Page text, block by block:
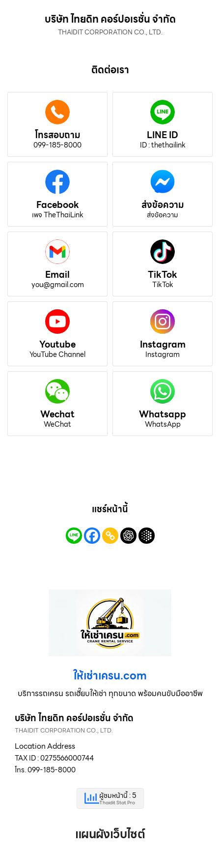
บริษัท ไทยดิท คอร์ปอเรชั่น จำกัด
THAIDIT CORPORATION CO., LTD.
ติดต่อเรา
โทรสอบถาม
099-185-8000
LINE ID
ID : thethailink
Facebook
เพจ TheThaiLink
ส่งข้อความ
ส่งข้อความ
Email
you@gmail.com
TikTok
TikTok
Youtube
YouTube Channel
Instagram
Instagram
Wechat
WeChat
Whatsapp
WhatsApp
แชร์หน้านี้
ให้เช่าเครน.com
บริการรถเครน รถเฮี๊ยบให้เช่า ทุกขนาด พร้อมคนขับมืออาชีพ
บริษัท ไทยดิท คอร์ปอเรชั่น จำกัด
THAIDIT CORPORATION CO., LTD.
Location Address
TAX ID : 0275566000744
โทร. 099-185-8000
ผู้ชมหน้านี้ : 5
Thaidit Stat Pro
แผนผังเว็บไซต์